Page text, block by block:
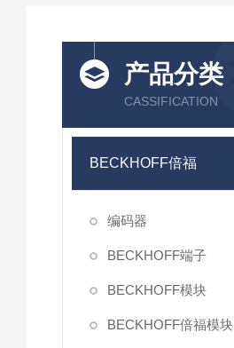
产品分类
CASSIFICATION
BECKHOFF倍福
编码器
BECKHOFF端子
BECKHOFF模块
BECKHOFF倍福模块